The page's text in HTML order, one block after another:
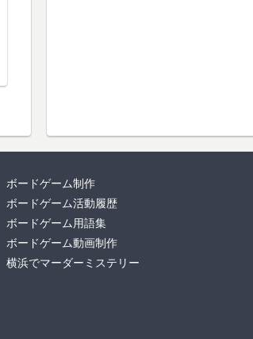
ボードゲーム制作
ボードゲーム活動履歴
ボードゲーム用語集
ボードゲーム動画制作
横浜でマーダーミステリー